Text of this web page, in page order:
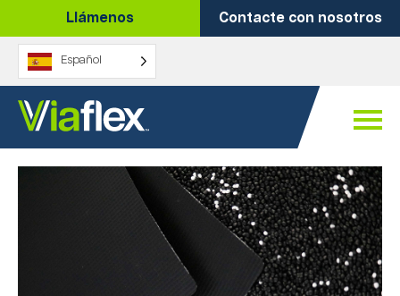
contenido
Llámenos Contacte con nosotros
Español